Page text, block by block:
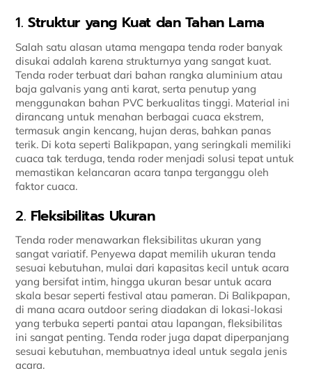
1.Struktur yang Kuat dan Tahan Lama
Salah satu alasan utama mengapa tenda roder banyak
disukai adalah karena strukturnya yang sangat kuat.
Tenda roder terbuat dari bahan rangka aluminium atau
baja galvanis yang anti karat, serta penutup yang
menggunakan bahan PVC berkualitas tinggi. Material ini
dirancang untuk menahan berbagai cuaca ekstrem,
termasuk angin kencang, hujan deras, bahkan panas
terik. Di kota seperti Balikpapan, yang seringkali memiliki
cuaca tak terduga, tenda roder menjadi solusi tepat untuk
memastikan kelancaran acara tanpa terganggu oleh
faktor cuaca.
2. Fleksibilitas Ukuran
Tenda roder menawarkan fleksibilitas ukuran yang
sangat variatif. Penyewa dapat memilih ukuran tenda
sesuai kebutuhan, mulai dari kapasitas kecil untuk acara
yang bersifat intim, hingga ukuran besar untuk acara
skala besar seperti festival atau pameran. Di Balikpapan,
di mana acara outdoor sering diadakan di lokasi-lokasi
yang terbuka seperti pantai atau lapangan, fleksibilitas
ini sangat penting. Tenda roder juga dapat diperpanjang
sesuai kebutuhan, membuatnya ideal untuk segala jenis
acara.